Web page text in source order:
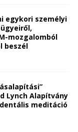
egykori személyi
mozgalomból
beszél
Lynch Alapítvány
meditáció